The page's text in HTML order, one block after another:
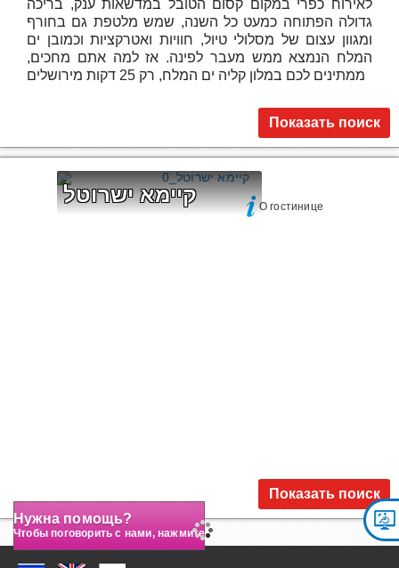
לאירוח כפרי במקום קסום הטובל במדשאות ענק, בריכה
גדולה הפתוחה כמעט כל השנה, שמש מלטפת גם בחורף
ומגוון עצום של מסלולי טיול, חוויות ואטרקציות וכמובן ים
המלח הנמצא ממש מעבר לפינה. אז למה אתם מחכים,
ממתינים לכם במלון קליה ים המלח, רק 25 דקות מירושלים
Показать поиск
קיימא ישרוטל О гостинице
Показать поиск
Нужна помощь?
Чтобы поговорить с нами, нажмите здесь